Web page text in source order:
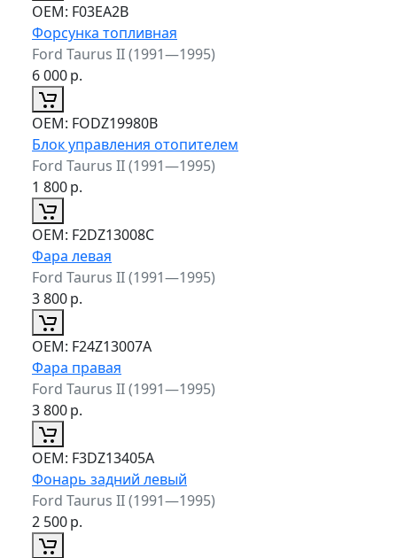
ОЕМ: F03EA2B
Форсунка топливная
Ford Taurus II (1991—1995)
6 000р.
ОЕМ: FODZ19980B
Блок управления отопителем
Ford Taurus II (1991—1995)
1 800р.
ОЕМ: F2DZ13008C
Фара левая
Ford Taurus II (1991—1995)
3 800р.
ОЕМ: F24Z13007A
Фара правая
Ford Taurus II (1991—1995)
3 800р.
ОЕМ: F3DZ13405A
Фонарь задний левый
Ford Taurus II (1991—1995)
2 500р.